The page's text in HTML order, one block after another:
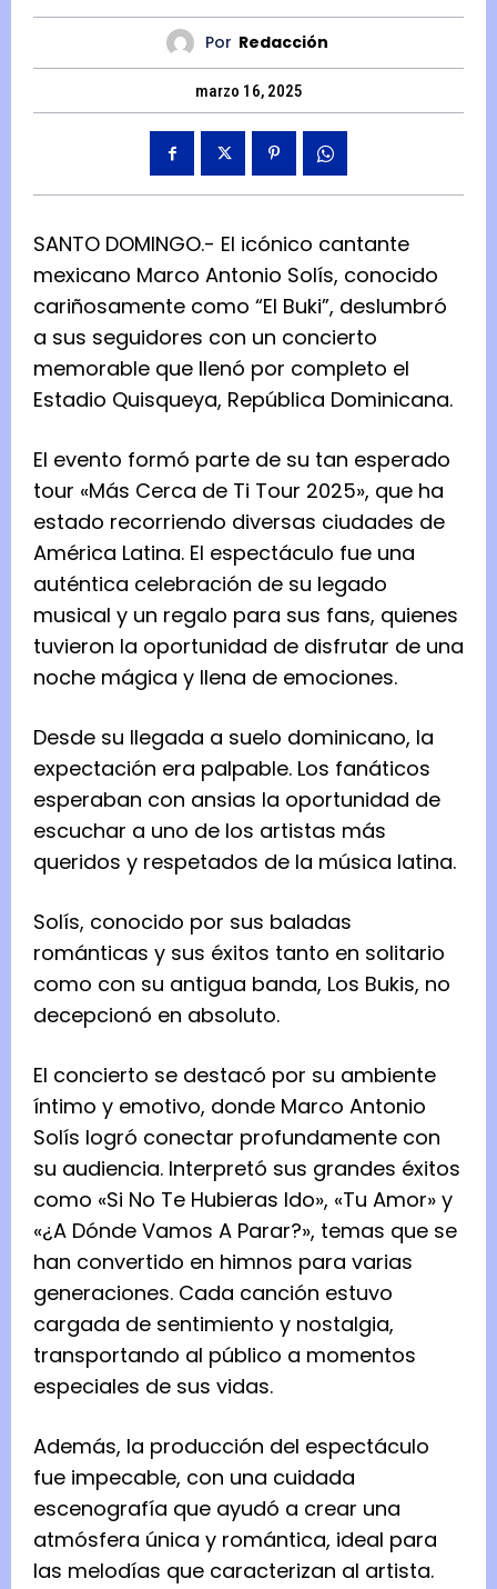
Por Redacción
marzo 16, 2025
SANTO DOMINGO.- El icónico cantante
mexicano Marco Antonio Solís, conocido
cariñosamente como “El Buki”, deslumbró
a sus seguidores con un concierto
memorable que llenó por completo el
Estadio Quisqueya, República Dominicana.
El evento formó parte de su tan esperado
tour «Más Cerca de Ti Tour 2025», que ha
estado recorriendo diversas ciudades de
América Latina. El espectáculo fue una
auténtica celebración de su legado
musical y un regalo para sus fans, quienes
tuvieron la oportunidad de disfrutar de una
noche mágica y llena de emociones.
Desde su llegada a suelo dominicano, la
expectación era palpable. Los fanáticos
esperaban con ansias la oportunidad de
escuchar a uno de los artistas más
queridos y respetados de la música latina.
Solís, conocido por sus baladas
románticas y sus éxitos tanto en solitario
como con su antigua banda, Los Bukis, no
decepcionó en absoluto.
El concierto se destacó por su ambiente
íntimo y emotivo, donde Marco Antonio
Solís logró conectar profundamente con
su audiencia. Interpretó sus grandes éxitos
como «Si No Te Hubieras Ido», «Tu Amor» y
«¿A Dónde Vamos A Parar?», temas que se
han convertido en himnos para varias
generaciones. Cada canción estuvo
cargada de sentimiento y nostalgia,
transportando al público a momentos
especiales de sus vidas.
Además, la producción del espectáculo
fue impecable, con una cuidada
escenografía que ayudó a crear una
atmósfera única y romántica, ideal para
las melodías que caracterizan al artista.